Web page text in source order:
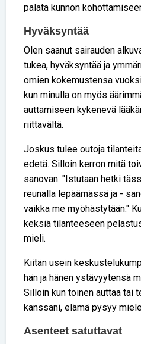
palata kunnon
Hyväksyntää
Olen saanut sairauden
tukea, hyväksyntää ja
omien kokemustensa
kun minulla on myös
auttamiseen kykenevä
riittävältä.
Joskus tulee outoja
edetä. Silloin kerron mitä
sanovan: "Istutaan hetki
reunalla lepäämässä ja -
vaikka me myöhästytään."
keksiä tilanteeseen
mieli.
Kiitän usein
hän ja hänen ystävyytensä
Silloin kun toinen auttaa tai
kanssani, elämä pysyy
Asenteet satuttavat